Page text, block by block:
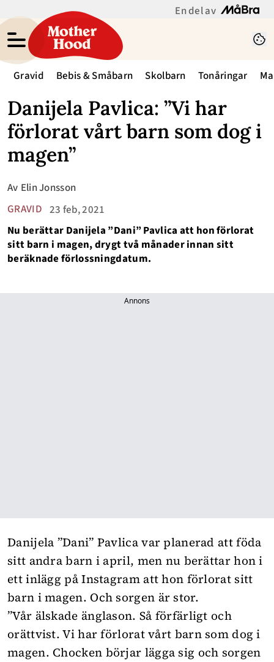
En del av
Gravid Bebis & Småbarn Skolbarn Tonåringar
Danijela Pavlica: ”Vi har
förlorat vårt barn som dog i
magen”
GRAVID 23 feb, 2021
Av Elin Jonsson
Nu berättar Danijela ”Dani” Pavlica att hon förlorat
sitt barn i magen, drygt två månader innan sitt
beräknade förlossningdatum.
Annons
Danijela ”Dani” Pavlica var planerad att föda
sitt andra barn i april, men nu berättar hon i
ett inlägg på Instagram att hon förlorat sitt
barn i magen. Och sorgen är stor.
”Vår älskade änglason. Så förfärligt och
orättvist. Vi har förlorat vårt barn som dog i
magen. Chocken börjar lägga sig och sorgen